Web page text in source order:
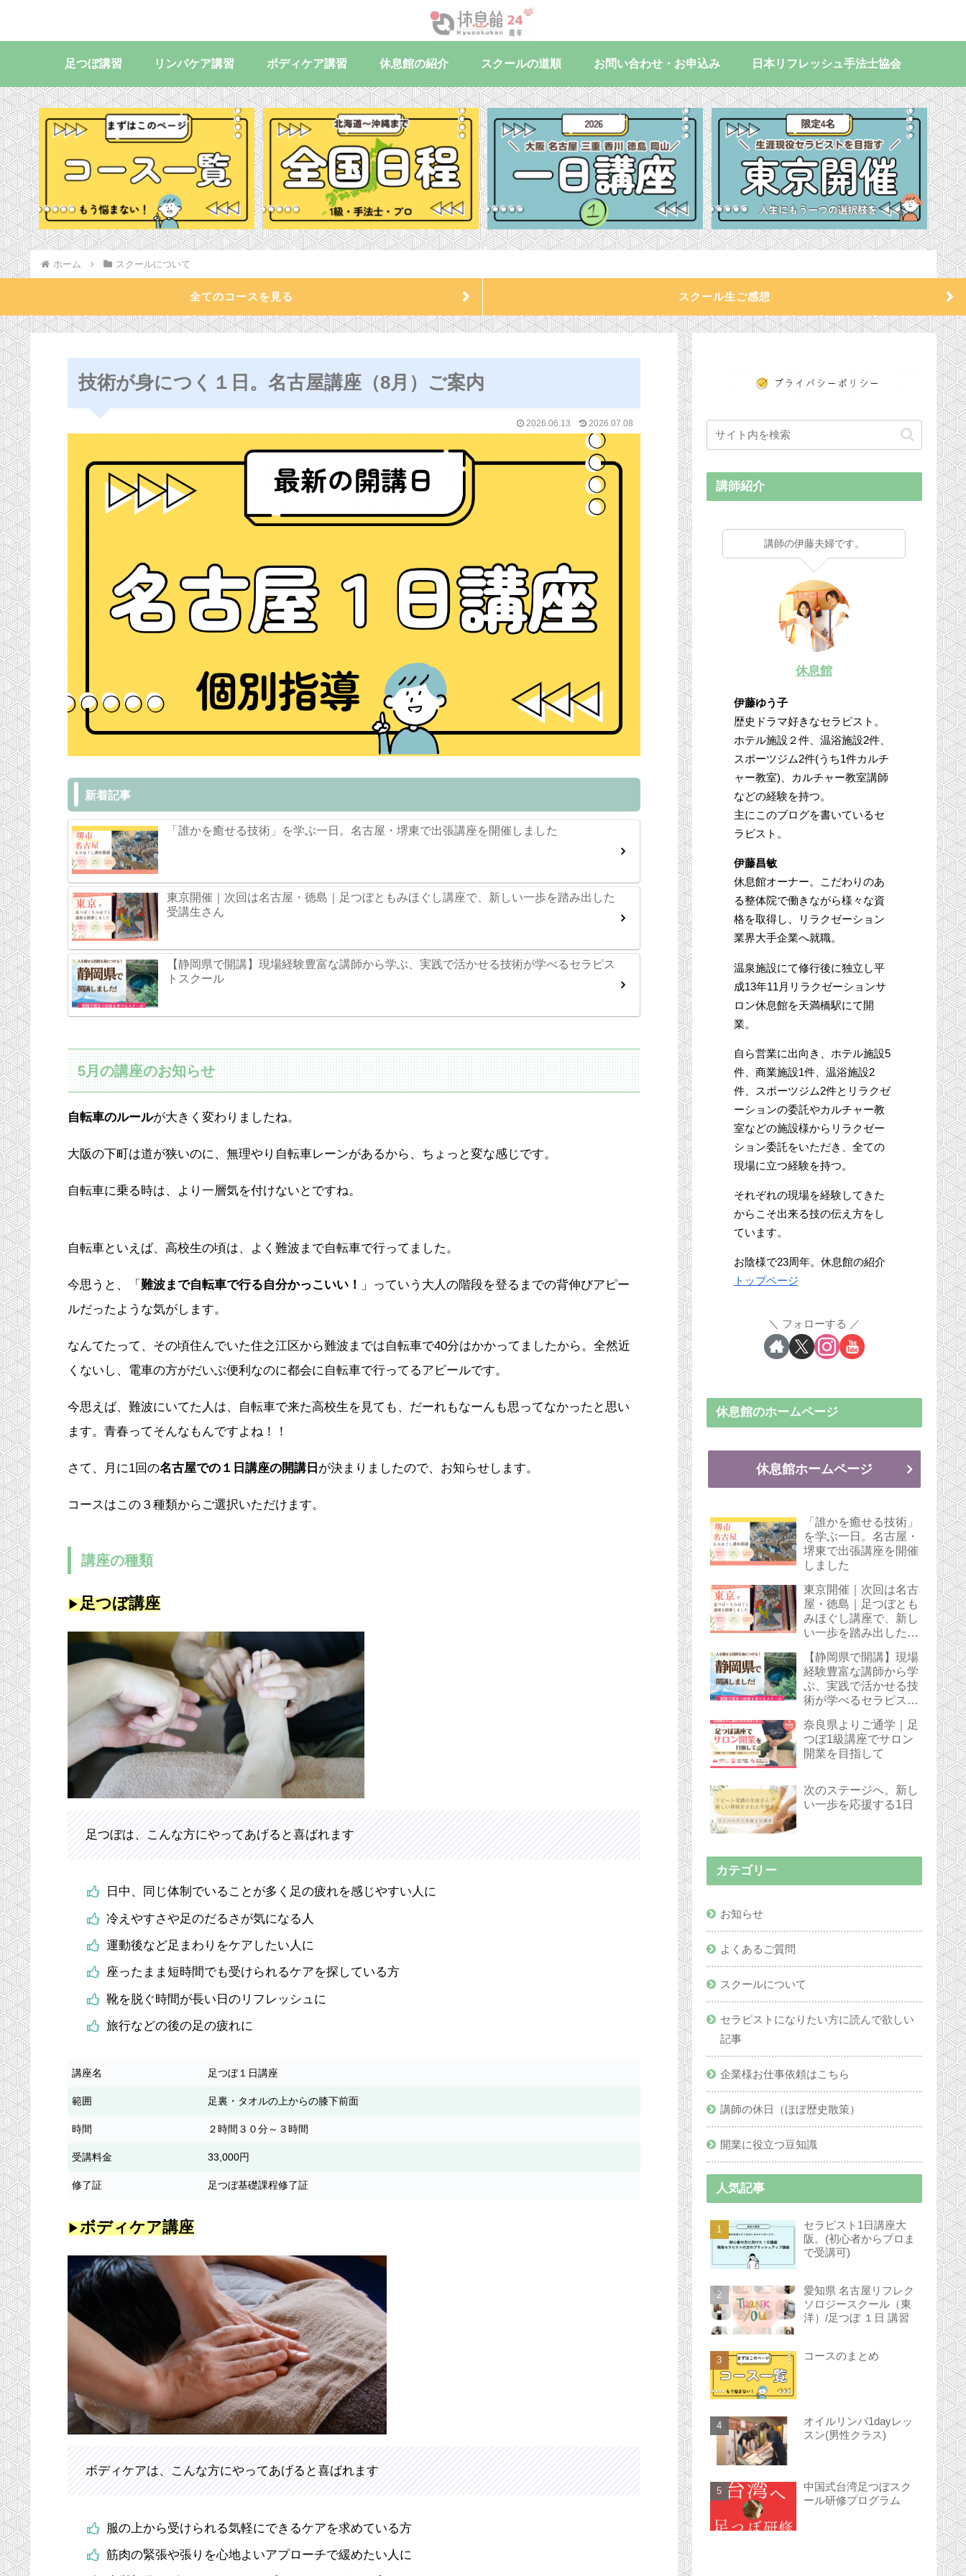
足つぼ講習 リンパケア講習 ボディケア講習 休息館の紹介 スクールの道順 お問い合わせ・お申込み 日本リフレッシュ手法士協会
ホーム スクールについて
全てのコースを見る スクール生ご感想
技術が身につく１日。名古屋講座（8月）ご案内
2026.06.13 2026.07.08
新着記事
「誰かを癒せる技術」を学ぶ一日。名古屋・堺東で出張講座を開催しました
東京開催｜次回は名古屋・徳島｜足つぼともみほぐし講座で、新しい一歩を踏み出した
受講生さん
【静岡県で開講】現場経験豊富な講師から学ぶ、実践で活かせる技術が学べるセラピス
トスクール
5月の講座のお知らせ
自転車のルールが大きく変わりましたね。
大阪の下町は道が狭いのに、無理やり自転車レーンがあるから、ちょっと変な感じです。
自転車に乗る時は、より一層気を付けないとですね。
自転車といえば、高校生の頃は、よく難波まで自転車で行ってました。
今思うと、「 難波まで自転車で行る自分かっこいい！
」っていう大人の階段を登るまでの背伸びアピー
ルだったような気がします。
なんてたって、その頃住んでいた住之江区から難波までは自転車で40分はかかってましたから。全然近
くないし、電車の方がだいぶ便利なのに都会に自転車で行ってるアピールです。
今思えば、難波にいてた人は、自転車で来た高校生を見ても、だーれもなーんも思ってなかったと思い
ます。青春ってそんなもんですよね！！
さて、月に1回の名古屋での１日講座の開講日 が決まりましたので、お知らせします。
コースはこの３種類からご選択いただけます。
講座の種類
▶足つぼ講座
足つぼは、こんな方にやってあげると喜ばれます
日中、同じ体制でいることが多く足の疲れを感じやすい人に
冷えやすさや足のだるさが気になる人
運動後など足まわりをケアしたい人に
座ったまま短時間でも受けられるケアを探している方
靴を脱ぐ時間が長い日のリフレッシュに
旅行などの後の足の疲れに
講座名 足つぼ１日講座
範囲 足裏・タオルの上からの膝下前面
時間 ２時間３０分～３時間
受講料金 33,000円
修了証 足つぼ基礎課程修了証
▶ボディケア講座
ボディケアは、こんな方にやってあげると喜ばれます
服の上から受けられる気軽にできるケアを求めている方
筋肉の緊張や張りを心地よいアプローチで緩めたい人に
講師紹介
講師の伊藤夫婦です。
休息館
伊藤ゆう子
歴史ドラマ好きなセラピスト。
ホテル施設２件、温浴施設2件、
スポーツジム2件(うち1件カルチ
ャー教室)、カルチャー教室講師
などの経験を持つ。
主にこのブログを書いているセ
ラピスト。
伊藤昌敏
休息館オーナー。こだわりのあ
る整体院で働きながら様々な資
格を取得し、リラクゼーション
業界大手企業へ就職。
温泉施設にて修行後に独立し平
成13年11月リラクゼーションサ
ロン休息館を天満橋駅にて開
業。
自ら営業に出向き、ホテル施設5
件、商業施設1件、温浴施設2
件、スポーツジム2件とリラクゼ
ーションの委託やカルチャー教
室などの施設様からリラクゼー
ション委託をいただき、全ての
現場に立つ経験を持つ。
それぞれの現場を経験してきた
からこそ出来る技の伝え方をし
ています。
お陰様で23周年。休息館の紹介
トップページ
フォローする
休息館のホームページ
休息館ホームページ
「誰かを癒せる技術」
を学ぶ一日。名古屋・
堺東で出張講座を開催
しました
東京開催｜次回は名古
屋・徳島｜足つぼとも
みほぐし講座で、新し
い一歩を踏み出した受
【静岡県で開講】現場
経験豊富な講師から学
ぶ、実践で活かせる技
術が学べるセラピスト
奈良県よりご通学｜足
つぼ1級講座でサロン
開業を目指して
次のステージへ。新し
い一歩を応援する1日
カテゴリー
お知らせ
よくあるご質問
スクールについて
セラピストになりたい方に読んで欲しい
記事
企業様お仕事依頼はこちら
講師の休日（ほぼ歴史散策）
開業に役立つ豆知識
人気記事
セラピスト1日講座大
阪。(初心者からプロま
で受講可)
愛知県 名古屋リフレク
ソロジースクール（東
洋）/足つぼ １日 講習
コースのまとめ
オイルリンパ1dayレッ
スン(男性クラス)
中国式台湾足つぼスク
ール研修プログラム